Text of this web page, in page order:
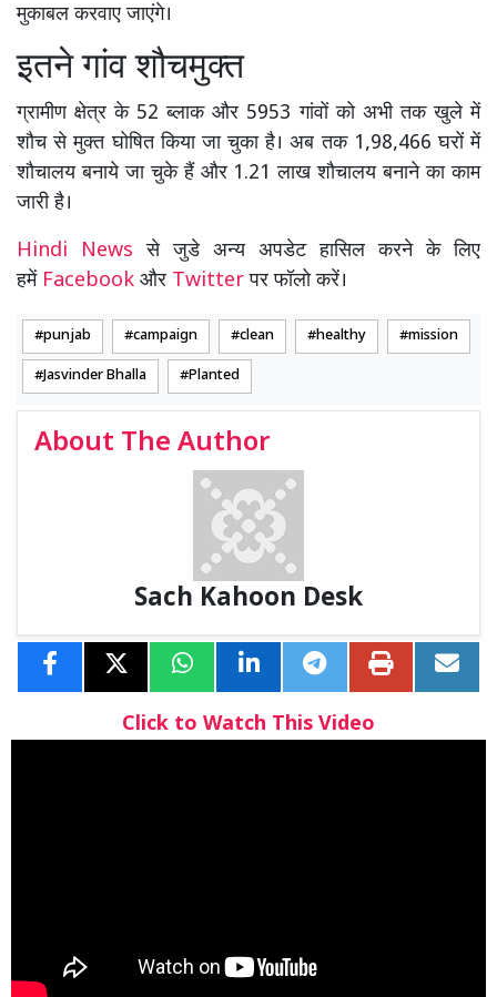
मुकाबल करवाए जाएंगे।
इतने गांव शौचमुक्त
ग्रामीण क्षेत्र के 52 ब्लाक और 5953 गांवों को अभी तक खुले में
शौच से मुक्त घोषित किया जा चुका है। अब तक 1,98,466 घरों में
शौचालय बनाये जा चुके हैं और 1.21 लाख शौचालय बनाने का काम
जारी है।
Hindi Newsसे जुडे अन्य अपडेट हासिल करने के लिए
हमें Facebook और Twitterपर फॉलो करें।
punjab campaign clean healthy mission
Jasvinder Bhalla Planted
About The Author
Sach Kahoon Desk
Click to Watch This Video